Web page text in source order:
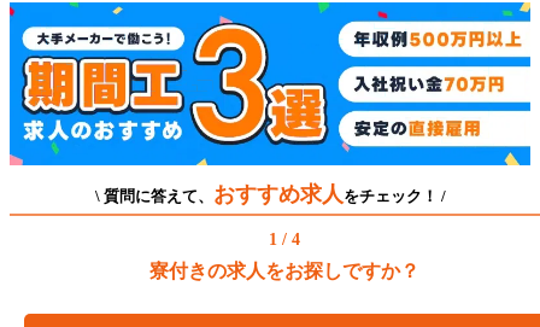
\ 質問に答えて、 おすすめ求人 をチェック！ /
1 / 4
寮付きの求人をお探しですか？